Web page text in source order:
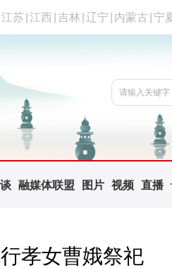
江苏 江西 吉林 辽宁 内蒙古 宁
融媒体联盟 图片 视频 直播
孝女曹娥祭祀